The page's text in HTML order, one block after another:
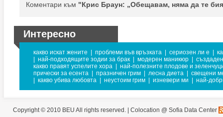
Коментари към "Крис Браун: „Обещавам, няма да те
Интересно
какво искат жените проблеми във връзката сериозен ли е
най-подходящите зодии за брак модерен маникюр
какво правят успелите хора
най-полезните плодове и
прически за есента
празничен грим лесна диета
свещени
какво убива любовта неустоим грим изневери ми най-
Copyright © 2010 BEU All rights reserved. | Colocation @ Sofia Data Center